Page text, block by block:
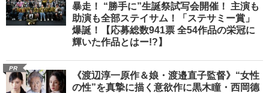
暴走！ “勝手に”生誕祭試写会開催！ 主演も
助演も全部ステイサム！「ステサミー賞」
爆誕！【応募総数941票 全54作品の栄冠に
輝いた作品とはー!?】
PR
《渡辺淳一原作＆娘・渡邉直子監督》“女性
の性”を真摯に描く意欲作に黒木瞳・西岡德